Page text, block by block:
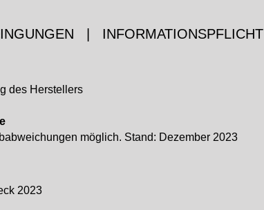
INFORMATIONSPFLICHT
des Herstellers
möglich. Stand: Dezember 2023
2023